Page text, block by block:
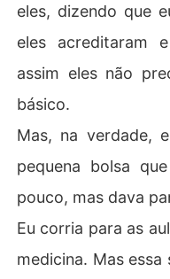
eles, dizendo que
eles acreditaram
assim eles não
básico.
Mas, na verdade,
pequena bolsa
pouco, mas dava
Eu corria para as
medicina. Mas